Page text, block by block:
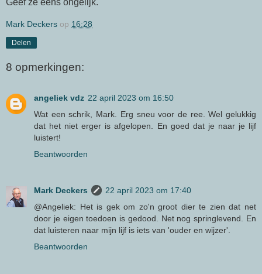
Geef ze eens ongelijk.
Mark Deckers op 16:28
Delen
8 opmerkingen:
angeliek vdz 22 april 2023 om 16:50
Wat een schrik, Mark. Erg sneu voor de ree. Wel gelukkig
dat het niet erger is afgelopen. En goed dat je naar je lijf
luistert!
Beantwoorden
Mark Deckers
22 april 2023 om 17:40
@Angeliek: Het is gek om zo'n groot dier te zien dat net
door je eigen toedoen is gedood. Net nog springlevend. En
dat luisteren naar mijn lijf is iets van 'ouder en wijzer'.
Beantwoorden